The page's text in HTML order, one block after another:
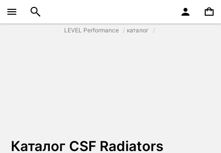
LEVEL Performance каталог
Каталог CSF Radiators